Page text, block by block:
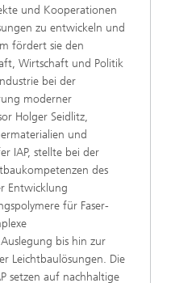
und Kooperationen
zu entwickeln und
fördert sie den
Wirtschaft und Politik
bei der
moderner
Holger Seidlitz,
und
IAP, stellte bei der
des
Entwicklung
für Faser-
bis hin zur
Leichtbaulösungen. Die
setzen auf nachhaltige